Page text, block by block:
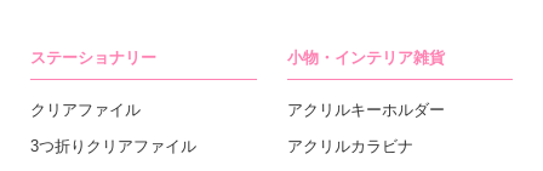
ステーショナリー
クリアファイル
3つ折りクリアファイル
小物・インテリア雑貨
アクリルキーホルダー
アクリルカラビナ